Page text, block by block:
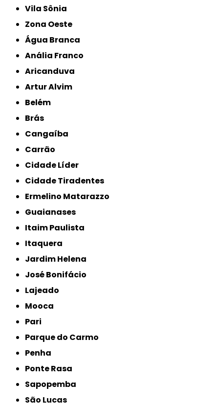
Vila Sônia
Zona Oeste
Água Branca
Anália Franco
Aricanduva
Artur Alvim
Belém
Brás
Cangaíba
Carrão
Cidade Líder
Cidade Tiradentes
Ermelino Matarazzo
Guaianases
Itaim Paulista
Itaquera
Jardim Helena
José Bonifácio
Lajeado
Mooca
Pari
Parque do Carmo
Penha
Ponte Rasa
Sapopemba
São Lucas